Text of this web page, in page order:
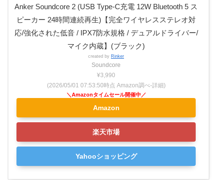
Anker Soundcore 2 (USB Type-C充電 12W Bluetooth 5 ス
ピーカー 24時間連続再生)【完全ワイヤレスステレオ対
応/強化された低音 / IPX7防水規格 / デュアルドライバー/
マイク内蔵】(ブラック)
created by Rinker
Soundcore
¥3,990
(2026/05/01 07:53:50時点 Amazon調べ-詳細)
Amazon
楽天市場
Yahooショッピング